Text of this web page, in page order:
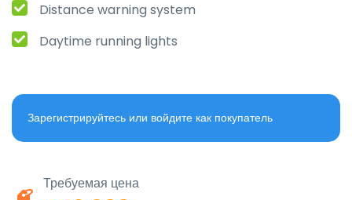
Distance warning system
Daytime running lights
Зарегистрируйтесь или войдите как покупатель
Требуемая цена